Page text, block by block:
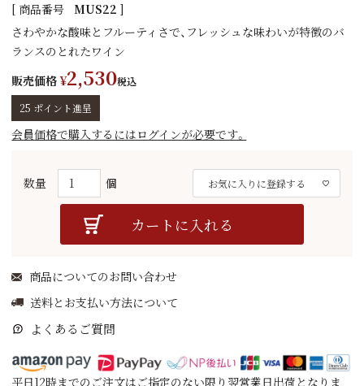
商品番号
MUS22
さわやかな酸味とフルーティさで、フレッシュな味わいが特徴のバ
ランスのとれたワイン
販売価格 ¥2,530税込
25 ポイント進呈
会員価格で購入するにはログインが必要です。
お気に入りに登録する
カートに入れる
商品についてのお問い合わせ
送料とお支払い方法について
よくあるご質問
平日12時までのご注文はご指定のない限り翌営業日出荷となりま